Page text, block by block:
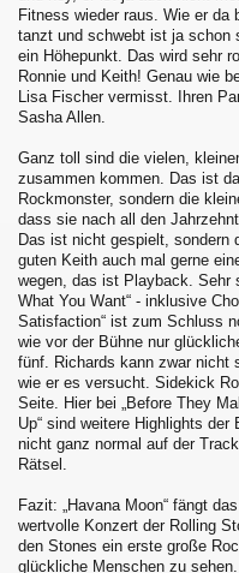
Fitness wieder raus. Wie er da
tanzt und schwebt ist ja schon
ein Höhepunkt. Das wird sehr
Ronnie und Keith! Genau wie
Lisa Fischer vermisst. Ihren
Sasha Allen.
Ganz toll sind die vielen,
zusammen kommen. Das ist
Rockmonster, sondern die
dass sie nach all den
Das ist nicht gespielt, sondern
guten Keith auch mal gerne
wegen, das ist Playback. Sehr
What You Want“ - inklusive
Satisfaction“ ist zum Schluss
wie vor der Bühne nur
fünf. Richards kann zwar nicht
wie er es versucht. Sidekick
Seite. Hier bei „Before They
Up“ sind weitere Highlights
nicht ganz normal auf der
Rätsel.
Fazit: „Havana Moon“ fängt
wertvolle Konzert der Rolling
den Stones ein erste große
glückliche Menschen zu